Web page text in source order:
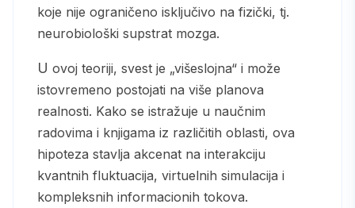
koje nije ograničeno isključivo na fizički, tj.
neurobiološki supstrat mozga.
U ovoj teoriji, svest je „višeslojna“ i može
istovremeno postojati na više planova
realnosti. Kako se istražuje u naučnim
radovima i knjigama iz različitih oblasti, ova
hipoteza stavlja akcenat na interakciju
kvantnih fluktuacija, virtuelnih simulacija i
kompleksnih informacionih tokova.